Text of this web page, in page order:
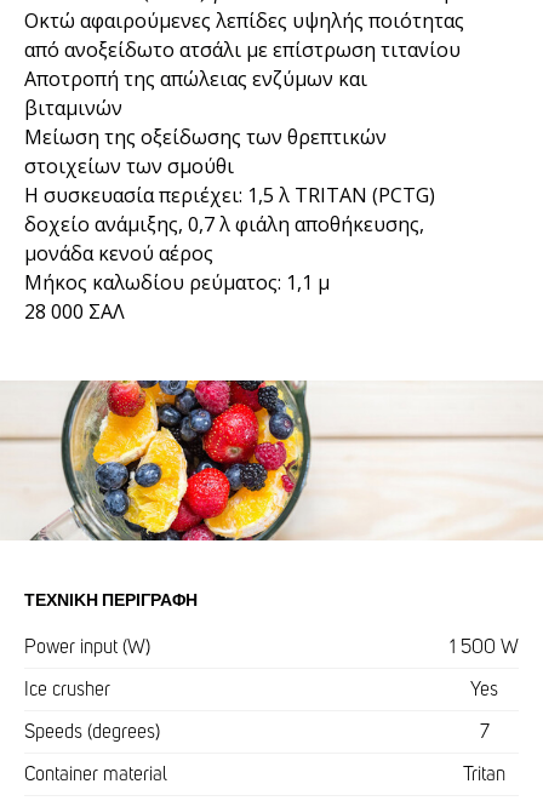
Οκτώ αφαιρούμενες λεπίδες υψηλής ποιότητας
από ανοξείδωτο ατσάλι με επίστρωση τιτανίου
Αποτροπή της απώλειας ενζύμων και
βιταμινών
Μείωση της οξείδωσης των θρεπτικών
στοιχείων των σμούθι
Η συσκευασία περιέχει: 1,5 λ TRITAN (PCTG)
δοχείο ανάμιξης, 0,7 λ φιάλη αποθήκευσης,
μονάδα κενού αέρος
Μήκος καλωδίου ρεύματος: 1,1 μ
28 000 ΣΑΛ
ΤΕΧΝΙΚΉ ΠΕΡΙΓΡΑΦΉ
Power input (W) 1 500 W
Ice crusher Yes
Speeds (degrees) 7
Container material Tritan